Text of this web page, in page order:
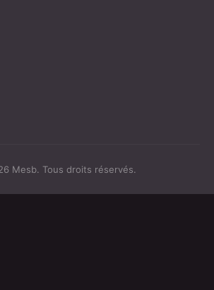
Mesb. Tous droits réservés.